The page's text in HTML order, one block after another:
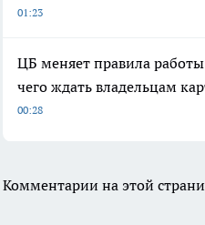
01:23
ЦБ меняет правила
чего ждать владельцам
00:28
Комментарии на этой